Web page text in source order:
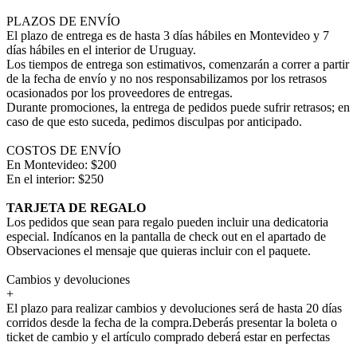
PLAZOS DE ENVÍO
El plazo de entrega es de hasta 3 días hábiles en Montevideo y 7
días hábiles en el interior de Uruguay.
Los tiempos de entrega son estimativos, comenzarán a correr a partir
de la fecha de envío y no nos responsabilizamos por los retrasos
ocasionados por los proveedores de entregas.
Durante promociones, la entrega de pedidos puede sufrir retrasos; en
caso de que esto suceda, pedimos disculpas por anticipado.
COSTOS DE ENVÍO
En Montevideo: $200
En el interior: $250
TARJETA DE REGALO
Los pedidos que sean para regalo pueden incluir una dedicatoria
especial. Indícanos en la pantalla de check out en el apartado de
Observaciones el mensaje que quieras incluir con el paquete.
Cambios y devoluciones
+
El plazo para realizar cambios y devoluciones será de hasta 20 días
corridos desde la fecha de la compra.Deberás presentar la boleta o
ticket de cambio y el artículo comprado deberá estar en perfectas